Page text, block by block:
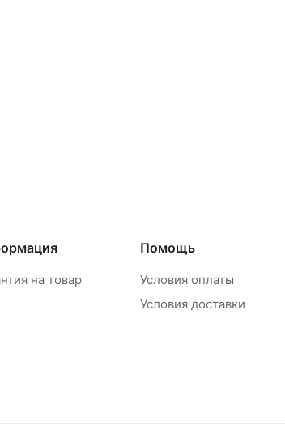
на товар
Помощь
Условия оплаты
Условия доставки